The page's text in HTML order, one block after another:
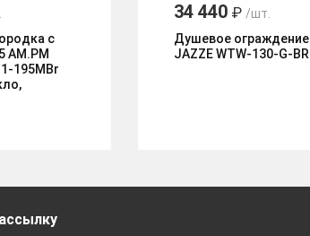
с
AM.PM
195MBr
34 440 ₽ /шт.
Душевое ограждение
JAZZE WTW-130-G-BR